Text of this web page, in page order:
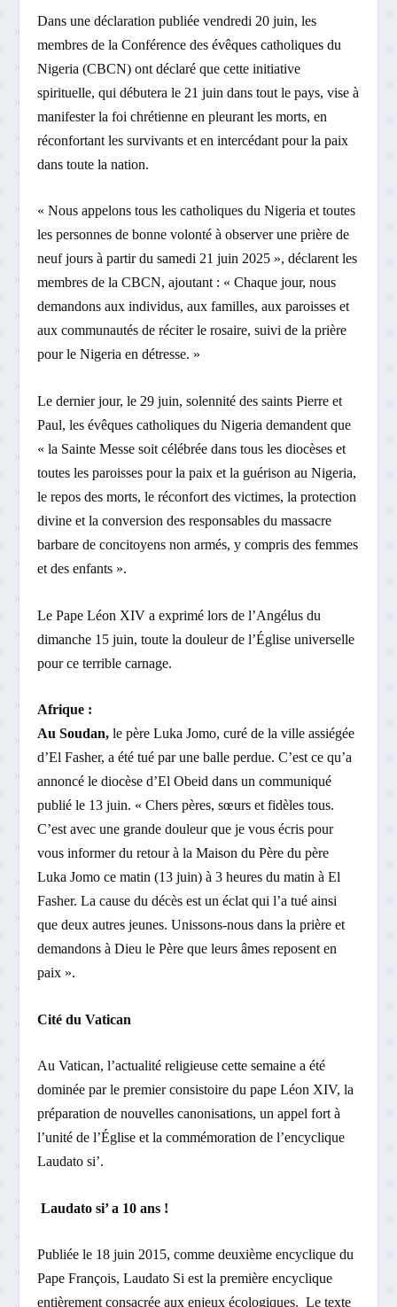
Dans une déclaration publiée vendredi 20 juin, les
membres de la Conférence des évêques catholiques du
Nigeria (CBCN) ont déclaré que cette initiative
spirituelle, qui débutera le 21 juin dans tout le pays, vise à
manifester la foi chrétienne en pleurant les morts, en
réconfortant les survivants et en intercédant pour la paix
dans toute la nation.
« Nous appelons tous les catholiques du Nigeria et toutes
les personnes de bonne volonté à observer une prière de
neuf jours à partir du samedi 21 juin 2025 », déclarent les
membres de la CBCN, ajoutant : « Chaque jour, nous
demandons aux individus, aux familles, aux paroisses et
aux communautés de réciter le rosaire, suivi de la prière
pour le Nigeria en détresse. »
Le dernier jour, le 29 juin, solennité des saints Pierre et
Paul, les évêques catholiques du Nigeria demandent que
« la Sainte Messe soit célébrée dans tous les diocèses et
toutes les paroisses pour la paix et la guérison au Nigeria,
le repos des morts, le réconfort des victimes, la protection
divine et la conversion des responsables du massacre
barbare de concitoyens non armés, y compris des femmes
et des enfants ».
Le Pape Léon XIV a exprimé lors de l’Angélus du
dimanche 15 juin, toute la douleur de l’Église universelle
pour ce terrible carnage.
Afrique :
Au Soudan, le père Luka Jomo, curé de la ville assiégée
d’El Fasher, a été tué par une balle perdue. C’est ce qu’a
annoncé le diocèse d’El Obeid dans un communiqué
publié le 13 juin. « Chers pères, sœurs et fidèles tous.
C’est avec une grande douleur que je vous écris pour
vous informer du retour à la Maison du Père du père
Luka Jomo ce matin (13 juin) à 3 heures du matin à El
Fasher. La cause du décès est un éclat qui l’a tué ainsi
que deux autres jeunes. Unissons-nous dans la prière et
demandons à Dieu le Père que leurs âmes reposent en
paix ».
Cité du Vatican
Au Vatican, l’actualité religieuse cette semaine a été
dominée par le premier consistoire du pape Léon XIV, la
préparation de nouvelles canonisations, un appel fort à
l’unité de l’Église et la commémoration de l’encyclique
Laudato si’.
Laudato si’ a 10 ans !
Publiée le 18 juin 2015, comme deuxième encyclique du
Pape François, Laudato Si est la première encyclique
entièrement consacrée aux enjeux écologiques. Le texte